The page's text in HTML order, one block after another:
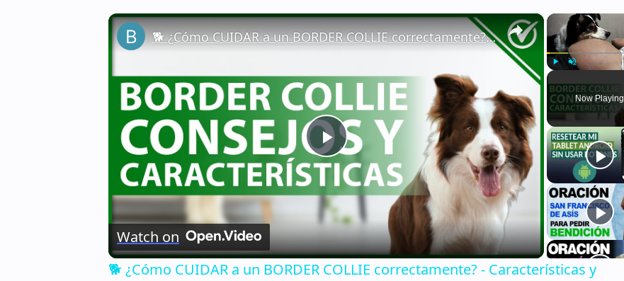
Now Playing
×
Play
Video
🐕 ¿Cómo CUIDAR a un BORDER COLLIE correctamente? - Características y consejos 🐕
Watch on
🐕 ¿Cómo CUIDAR a un BORDER COLLIE correctamente? - Características y